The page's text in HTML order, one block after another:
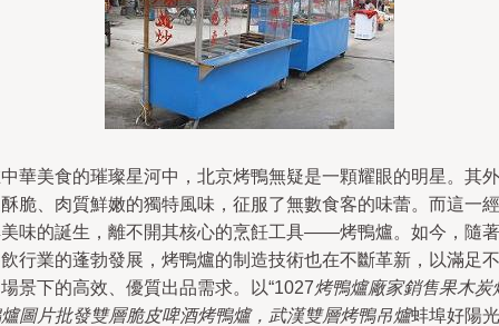
華美食的璀璨星河中，北京烤鴨無疑是一顆耀眼的明星。其外
脆、肉質鮮嫩的獨特風味，征服了無數食客的味蕾。而這一經
味的誕生，離不開其核心的烹飪工具——烤鴨爐。如今，隨著
行業的蓬勃發展，烤鴨爐的制造技術也在不斷革新，以滿足不
景下的高效、優質出品需求。以“1027烤鴨爐廠家銷售果木炭
圖片批發雙層脆皮啤酒烤鴨爐，武漢雙層烤鴨吊爐蚌埠好陽光